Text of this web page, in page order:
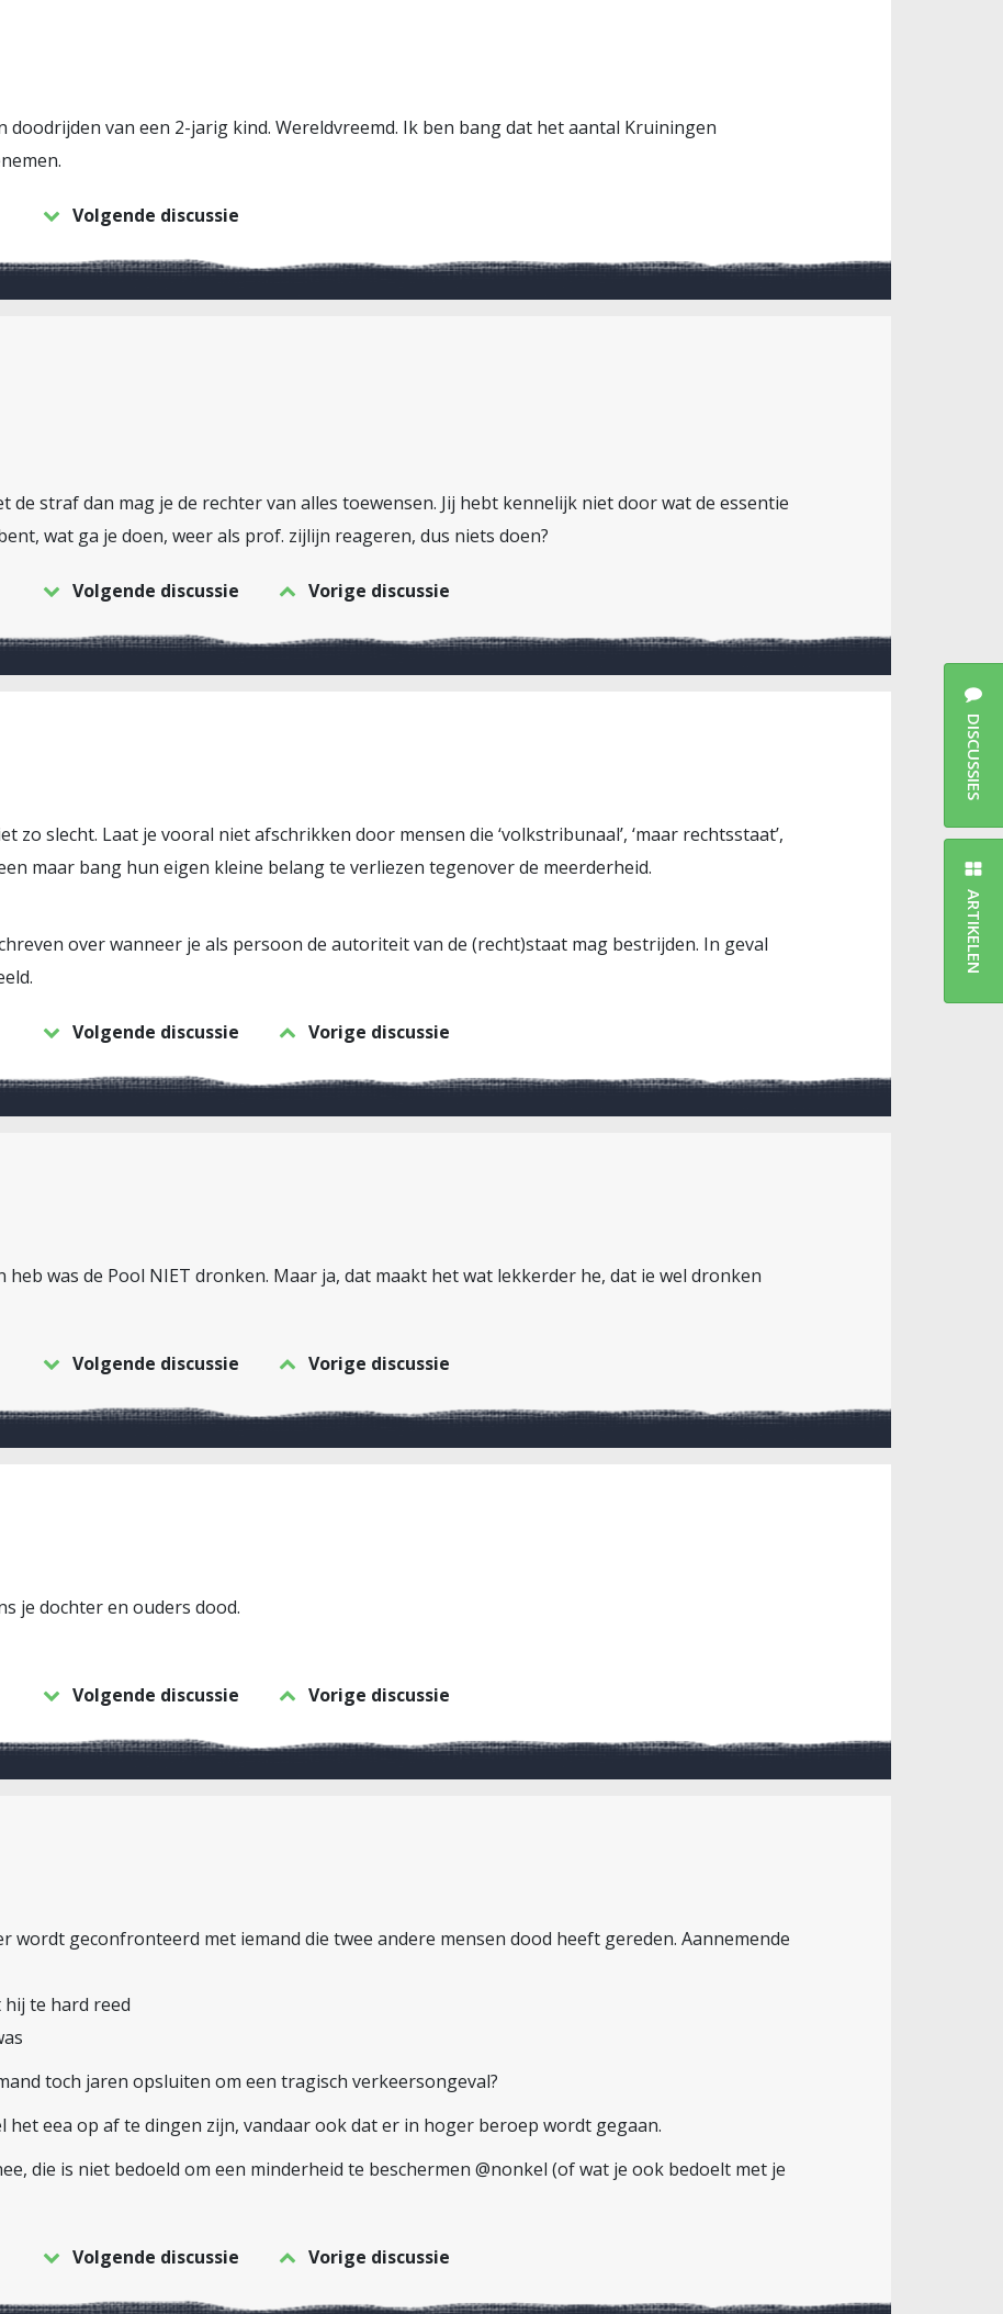
van een 2-jarig kind. Wereldvreemd. Ik ben bang dat het aantal Kruiningen
Volgende discussie
de straf dan mag je de rechter van alles toewensen. Jij hebt kennelijk niet door wat de essentie
wat ga je doen, weer als prof. zijlijn reageren, dus niets doen?
Volgende discussie Vorige discussie
zo slecht. Laat je vooral niet afschrikken door mensen die ‘volkstribunaal’, ‘maar rechtsstaat’,
maar bang hun eigen kleine belang te verliezen tegenover de meerderheid.
over wanneer je als persoon de autoriteit van de (recht)staat mag bestrijden. In geval
Volgende discussie Vorige discussie
heb was de Pool NIET dronken. Maar ja, dat maakt het wat lekkerder he, dat ie wel dronken
Volgende discussie Vorige discussie
je dochter en ouders dood.
Volgende discussie Vorige discussie
wordt geconfronteerd met iemand die twee andere mensen dood heeft gereden. Aannemende
hij te hard reed
toch jaren opsluiten om een tragisch verkeersongeval?
het eea op af te dingen zijn, vandaar ook dat er in hoger beroep wordt gegaan.
die is niet bedoeld om een minderheid te beschermen @nonkel (of wat je ook bedoelt met je
Volgende discussie Vorige discussie
DISCUSSIES
ARTIKELEN